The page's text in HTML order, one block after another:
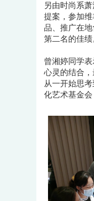
另由时尚系
提案，参加
品、推广在
第二名的佳绩
曾湘婷同学
心灵的结合
从一开始思
化艺术基金